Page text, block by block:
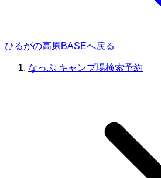
ひるがの高原BASEへ戻る
なっぷ キャンプ場検索予約